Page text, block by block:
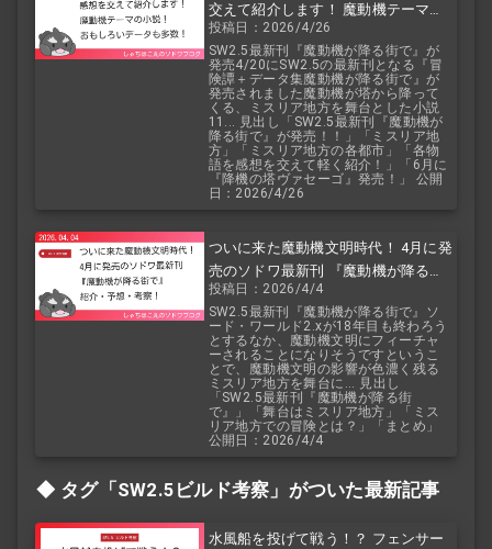
交えて紹介します！ 魔動機テーマの
小説！ おもしろいデータも多数！
投稿日：2026/4/26
SW2.5最新刊『魔動機が降る街で』が
発売4/20にSW2.5の最新刊となる『冒
険譚＋データ集魔動機が降る街で』が
発売されました魔動機が塔から降って
くる、ミスリア地方を舞台とした小説
11... 見出し「SW2.5最新刊『魔動機が
降る街で』が発売！！」「ミスリア地
方」「ミスリア地方の各都市」「各物
語を感想を交えて軽く紹介！」「6月に
『降機の塔ヴァセーゴ』発売！」 公開
日：2026/4/26
ついに来た魔動機文明時代！ 4月に発
売のソドワ最新刊 『魔動機が降る街
で』 紹介・予想・考察！
投稿日：2026/4/4
SW2.5最新刊『魔動機が降る街で』ソ
ード・ワールド2.xが18年目も終わろう
とするなか、魔動機文明にフィーチャ
ーされることになりそうですというこ
とで、魔動機文明の影響が色濃く残る
ミスリア地方を舞台に... 見出し
「SW2.5最新刊『魔動機が降る街
で』」「舞台はミスリア地方」「ミス
リア地方での冒険とは？」「まとめ」
公開日：2026/4/4
タグ「SW2.5 ビルド考察」がついた最新記事
水風船を投げて戦う！？ フェンサー